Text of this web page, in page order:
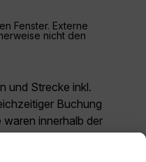
Fenster. Externe
nicht den
und Strecke inkl.
Buchung
innerhalb der
und sind
Bei den für die